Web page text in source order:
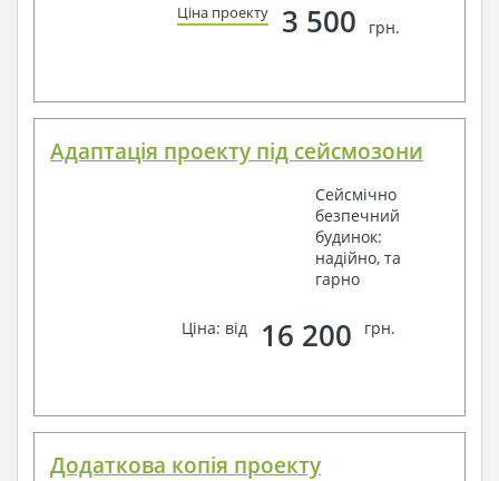
Ціна проекту 3 500 грн.
Адаптація проекту під сейсмозони
Сейсмічно
безпечний
будинок:
надійно, та
гарно
Ціна: від 16 200 грн.
Додаткова копія проекту